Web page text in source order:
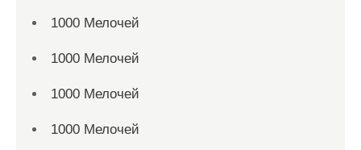
1000 Мелочей
1000 Мелочей
1000 Мелочей
1000 Мелочей